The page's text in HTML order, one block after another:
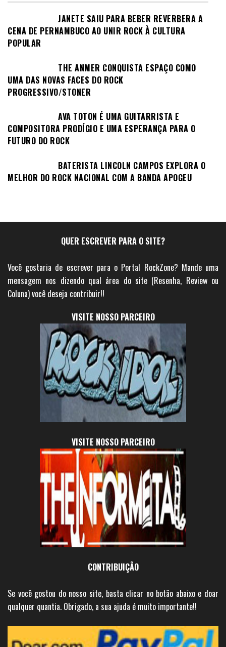
JANETE SAIU PARA BEBER REVERBERA A
CENA DE PERNAMBUCO AO UNIR ROCK À CULTURA
POPULAR
THE ANMER CONQUISTA ESPAÇO COMO
UMA DAS NOVAS FACES DO ROCK
PROGRESSIVO/STONER
AVA TOTON É UMA GUITARRISTA E
COMPOSITORA PRODÍGIO E UMA ESPERANÇA PARA O
FUTURO DO ROCK
BATERISTA LINCOLN CAMPOS EXPLORA O
MELHOR DO ROCK NACIONAL COM A BANDA APOGEU
QUER ESCREVER PARA O SITE?
Você gostaria de escrever para o Portal RockZone? Mande uma
mensagem nos dizendo qual área do site (Resenha, Review ou
Coluna) você deseja contribuir!!
VISITE NOSSO PARCEIRO
VISITE NOSSO PARCEIRO
CONTRIBUIÇÃO
Se você gostou do nosso site, basta clicar no botão abaixo e doar
qualquer quantia. Obrigado, a sua ajuda é muito importante!!